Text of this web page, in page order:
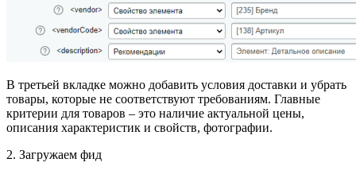
В третьей вкладке можно добавить условия доставки и убрать
товары, которые не соответствуют требованиям. Главные
критерии для товаров – это наличие актуальной цены,
описания характеристик и свойств, фотографии.
2. Загружаем фид